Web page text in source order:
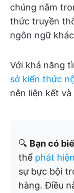
chúng nằm
thức truyền
ngôn ngữ
Với khả năng
sở kiến thức
nên liên kết
🔍 Bạn có
thể phát
sự bực bội
hàng. Điều